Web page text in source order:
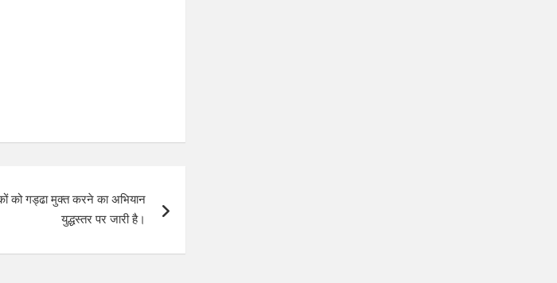
को गड्ढा मुक्त करने का अभियान
युद्धस्तर पर जारी है।